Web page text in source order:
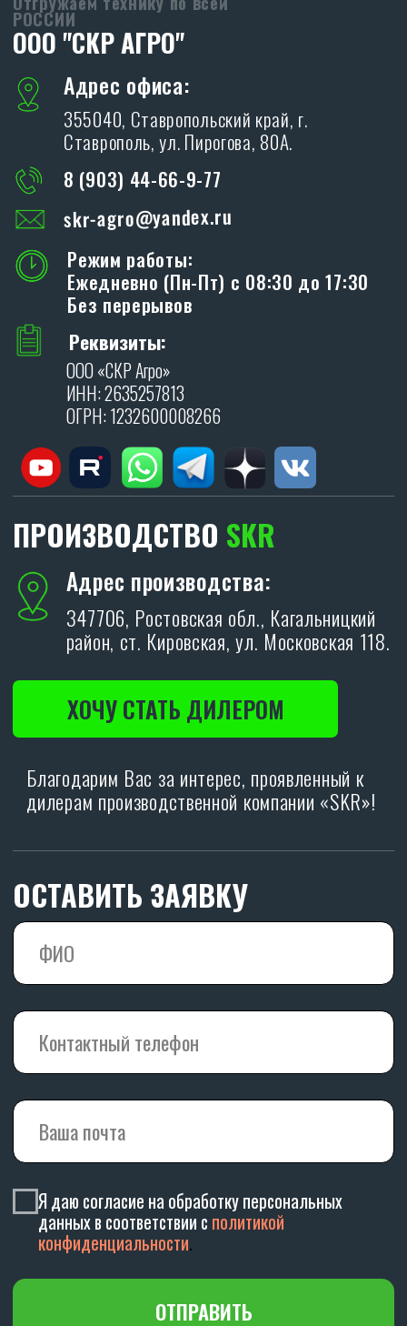
ОСТАВИТЬ ЗАЯВКУ
ПРОИЗВОДСТВО SKR
Адрес производства:
347706, Ростовская обл., Кагальницкий
район, ст. Кировская, ул. Московская 118.
Я даю согласие на обработку персональных
данных в соответствии сполитикой
конфиденциальности
ОТПРАВИТЬ
ХОЧУ СТАТЬ ДИЛЕРОМ
Благодарим Вас за интерес, проявленный к
дилерам производственной компании «SKR»!